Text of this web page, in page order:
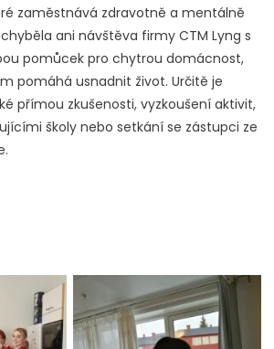
zaměstnává zdravotně a mentálně
ani návštěva firmy CTM Lyng s
pomůcek pro chytrou domácnost,
pomáhá usnadnit život. Určitě je
přímou zkušenosti, vyzkoušení aktivit,
školy nebo setkání se zástupci ze